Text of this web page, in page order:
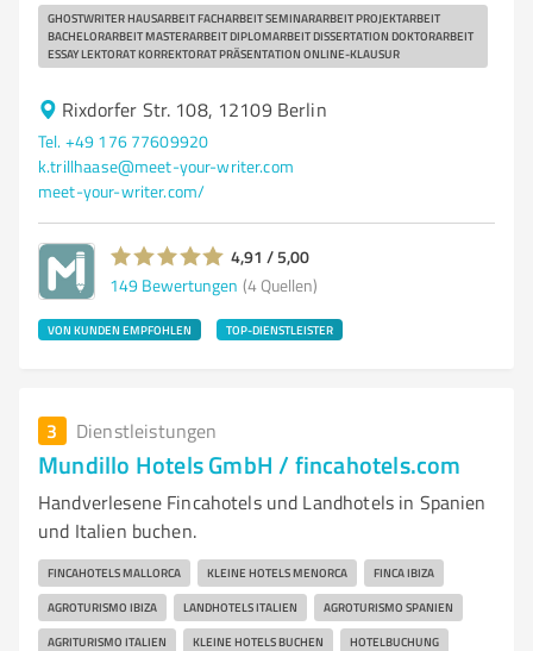
GHOSTWRITER HAUSARBEIT FACHARBEIT SEMINARARBEIT PROJEKTARBEIT
BACHELORARBEIT MASTERARBEIT DIPLOMARBEIT DISSERTATION DOKTORARBEIT
ESSAY LEKTORAT KORREKTORAT PRÄSENTATION ONLINE-KLAUSUR
Rixdorfer Str. 108, 12109 Berlin
Tel. +49 176 77609920
k.trillhaase@meet-your-writer.com
meet-your-writer.com/
4,91 / 5,00
149 Bewertungen (4 Quellen)
VON KUNDEN EMPFOHLEN TOP-DIENSTLEISTER
3 Dienstleistungen
Mundillo Hotels GmbH / fincahotels.com
Handverlesene Fincahotels und Landhotels in Spanien
und Italien buchen.
FINCAHOTELS MALLORCA KLEINE HOTELS MENORCA FINCA IBIZA
AGROTURISMO IBIZA LANDHOTELS ITALIEN AGROTURISMO SPANIEN
AGRITURISMO ITALIEN KLEINE HOTELS BUCHEN HOTELBUCHUNG